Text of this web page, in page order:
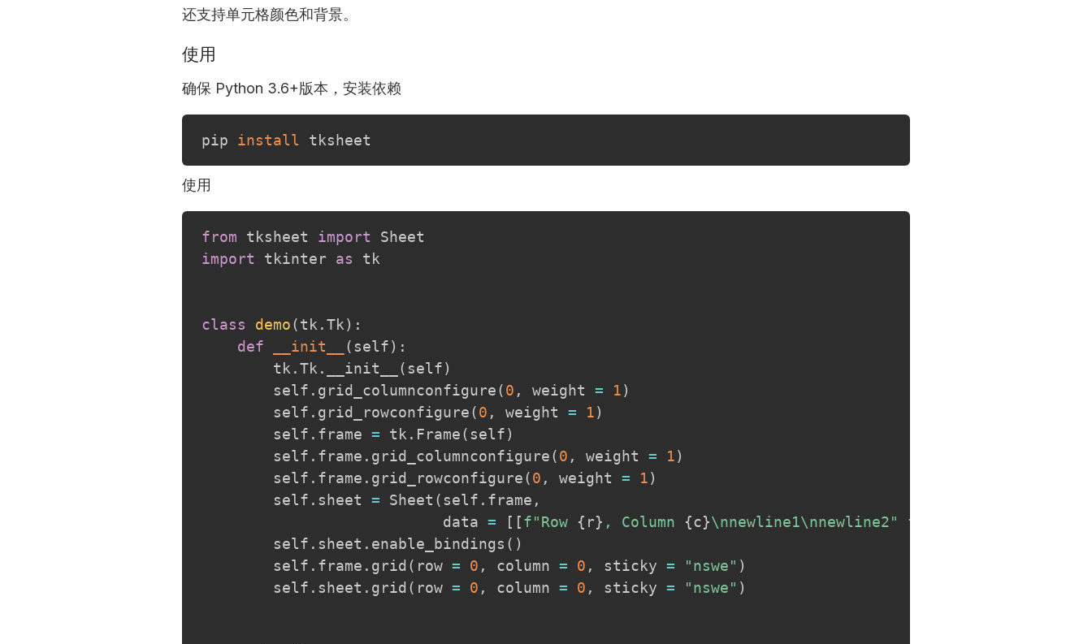
还支持单元格颜色和背景。
使用
确保 Python 3.6+版本，安装依赖
pip install
使用
from tksheet import
import
tkinter as tk
class demo(tk.Tk) :
def
__init__ ( self) :
        tk
.Tk. __init__ ( self)
        self
. grid_columnconfigure(0 , weight = 1)
        self
. grid_rowconfigure(0 , weight = 1)
        self
. frame = tk. Frame( self)
        self
. frame . grid_columnconfigure(0 , weight = 1)
        self
. frame . grid_rowconfigure(0 , weight = 1)
        self
. sheet = Sheet ( self . frame ,
                           data
= [ [f"Row { r} , Column {c}\nnewline1\nnewline2" for
        self
. sheet . enable_bindings ( )
        self
. frame . grid ( row = 0 , column = 0 , sticky = "nswe" )
        self
. sheet . grid ( row = 0 , column = 0 , sticky = "nswe" )